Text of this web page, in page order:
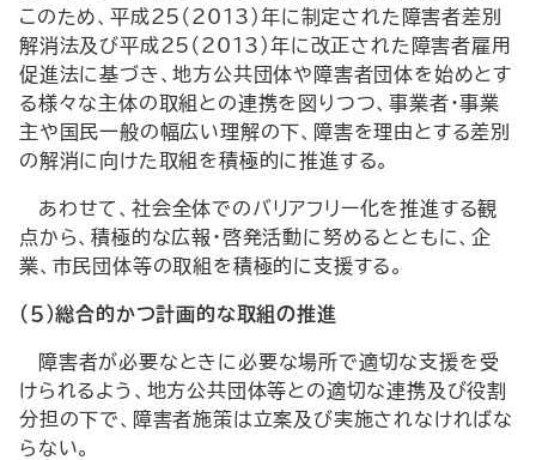
このため、平成25（2013）年に制定された障害者差別
解消法及び平成25（2013）年に改正された障害者雇用
促進法に基づき、地方公共団体や障害者団体を始めとす
る様々な主体の取組との連携を図りつつ、事業者・事業
主や国民一般の幅広い理解の下、障害を理由とする差別
の解消に向けた取組を積極的に推進する。
あわせて、社会全体でのバリアフリー化を推進する観
点から、積極的な広報・啓発活動に努めるとともに、企
業、市民団体等の取組を積極的に支援する。
（５）総合的かつ計画的な取組の推進
障害者が必要なときに必要な場所で適切な支援を受
けられるよう、地方公共団体等との適切な連携及び役割
分担の下で、障害者施策は立案及び実施されなければな
らない。